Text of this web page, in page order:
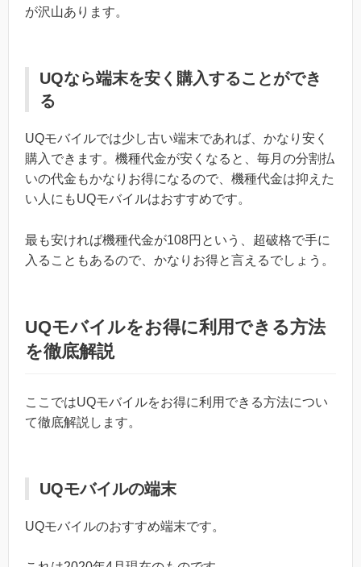
が沢山あります。
UQなら端末を安く購入することができ
る
UQモバイルでは少し古い端末であれば、かなり安く
購入できます。機種代金が安くなると、毎月の分割払
いの代金もかなりお得になるので、機種代金は抑えた
い人にもUQモバイルはおすすめです。
最も安ければ機種代金が108円という、超破格で手に
入ることもあるので、かなりお得と言えるでしょう。
UQモバイルをお得に利用できる方法
を徹底解説
ここではUQモバイルをお得に利用できる方法につい
て徹底解説します。
UQモバイルの端末
UQモバイルのおすすめ端末です。